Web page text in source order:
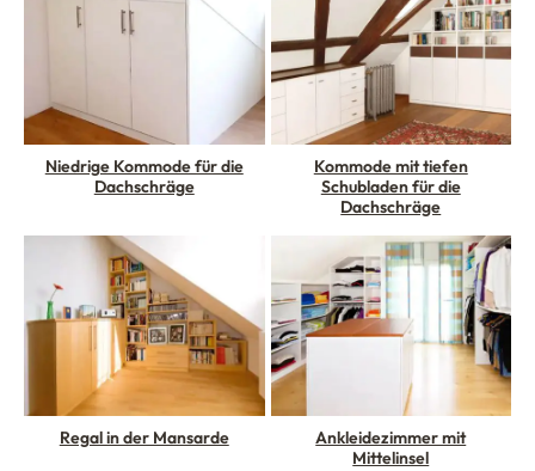
Niedrige Kommode für die
Dachschräge
Kommode mit tiefen
Schubladen für die
Dachschräge
Regal in der Mansarde
Ankleidezimmer mit
Mittelinsel